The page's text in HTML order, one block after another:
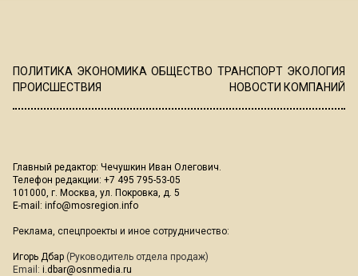
ПОЛИТИКА ЭКОНОМИКА ОБЩЕСТВО ТРАНСПОРТ ЭКОЛОГИЯ
ПРОИСШЕСТВИЯ
НОВОСТИ КОМПАНИЙ
Главный редактор: Чечушкин Иван Олегович.
Телефон редакции: +7 495 795-53-05
101000, г. Москва, ул. Покровка, д. 5
E-mail: info@mosregion.info
Реклама, спецпроекты и иное сотрудничество:
Игорь Дбар (Руководитель отдела продаж)
Email: i.dbar@osnmedia.ru